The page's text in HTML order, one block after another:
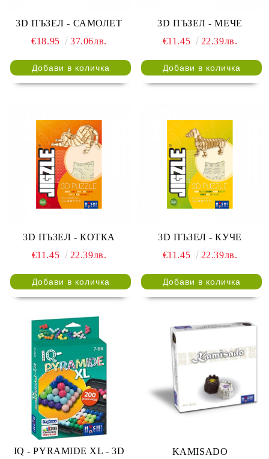
3D ПЪЗЕЛ - САМОЛЕТ
€18.95
37.06лв.
3D ПЪЗЕЛ - МЕЧЕ
€11.45
22.39лв.
3D ПЪЗЕЛ - КОТКА
€11.45
22.39лв.
3D ПЪЗЕЛ - КУЧЕ
€11.45
22.39лв.
IQ - PYRAMIDE XL - 3D KAMISADO